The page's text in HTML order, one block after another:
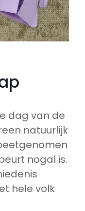
dag van de
natuurlijk
nogal is.
hele volk